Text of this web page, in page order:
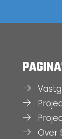
Over